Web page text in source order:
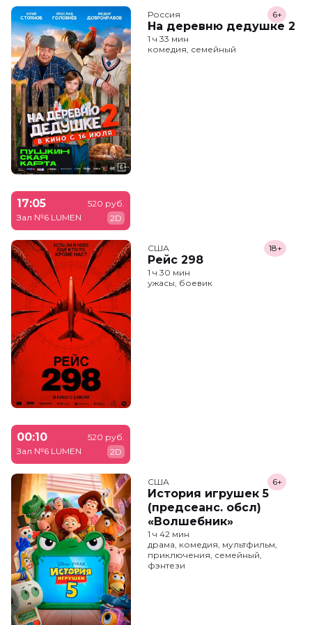
Россия
На деревню дедушке 2
6+
1 ч 33 мин
комедия, семейный
17:05
Зал №6 LUMEN
520 руб.
2D
США
Рейс 298
18+
1 ч 30 мин
ужасы, боевик
00:10
Зал №6 LUMEN
520 руб.
2D
США
История игрушек 5
(предсеанс. обсл)
«Волшебник»
6+
1 ч 42 мин
драма, комедия, мультфильм,
приключения, семейный,
фэнтези